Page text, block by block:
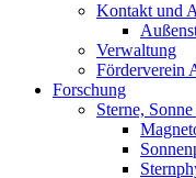
Kontakt und
Verwaltung
Förderverein
Forschung
Sterne,